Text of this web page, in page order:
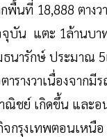
นที่ 18,888 ตางวา
บัน แตะ 1ล้านบาท
ธนารักษ์ ประมาณ
รางวาเนื่องจากมี
ณิชย์ เกิดขึ้น และอ
กรุงเทพตอนเหนือ